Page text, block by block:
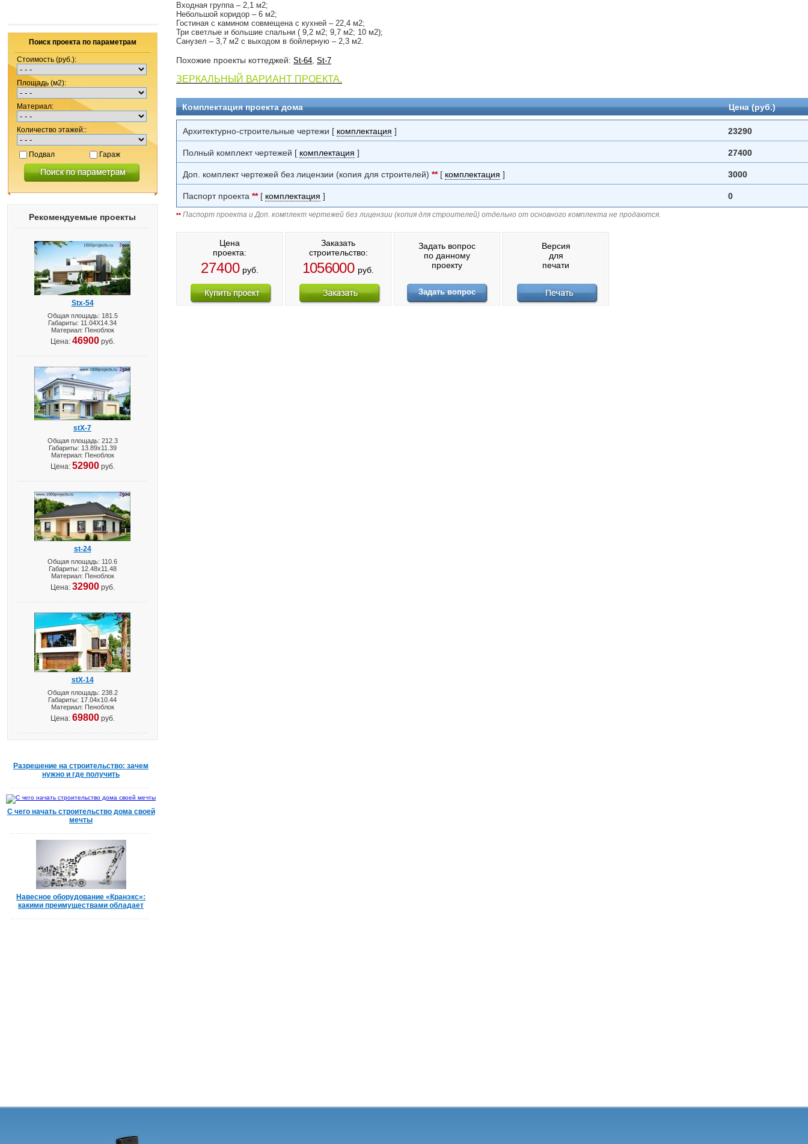
Поиск проекта по параметрам
Стоимость (руб.):
Площадь (м2):
Материал:
Количество этажей::
Подвал Гараж
Рекомендуемые проекты
Stx-54
Общая площадь: 181.5
Габариты: 11.04X14.34
Материал: Пеноблок
Цена: 46900руб.
stX-7
Общая площадь: 212.3
Габариты: 13.89х11.39
Материал: Пеноблок
Цена: 52900руб.
st-24
Общая площадь: 110.6
Габариты: 12.48х11.48
Материал: Пеноблок
Цена: 32900руб.
stX-14
Общая площадь: 238.2
Габариты: 17.04х10.44
Материал: Пеноблок
Цена: 69800руб.
Разрешение на строительство: зачем
нужно и где получить
С чего начать строительство дома своей
мечты
Навесное оборудование «Кранэкс»:
какими преимуществами обладает
Входная группа – 2,1 м2;
Небольшой коридор – 6 м2;
Гостиная с камином совмещена с кухней – 22,4 м2;
Три светлые и большие спальни ( 9,2 м2; 9,7 м2; 10 м2);
Санузел – 3,7 м2 с выходом в бойлерную – 2,3 м2.
Похожие проекты коттеджей: St-64, St-7
ЗЕРКАЛЬНЫЙ ВАРИАНТ ПРОЕКТА.
Комплектация проекта дома Цена (руб.)
Архитектурно-строительные чертежи [ комплектация ] 23290
Полный комплект чертежей [ комплектация ] 27400
Доп. комплект чертежей без лицензии (копия для строителей) **[ комплектация ] 3000
Паспорт проекта **[ комплектация ] 0
** Паспорт проекта и Доп. комплект чертежей без лицензии (копия для строителей) отдельно от основного комплекта не продаются.
Цена
проекта:
27400руб.
Заказать
строительство:
1056000 руб.
Задать вопрос
по данному
проекту
Задать вопрос
Версия
для
печати